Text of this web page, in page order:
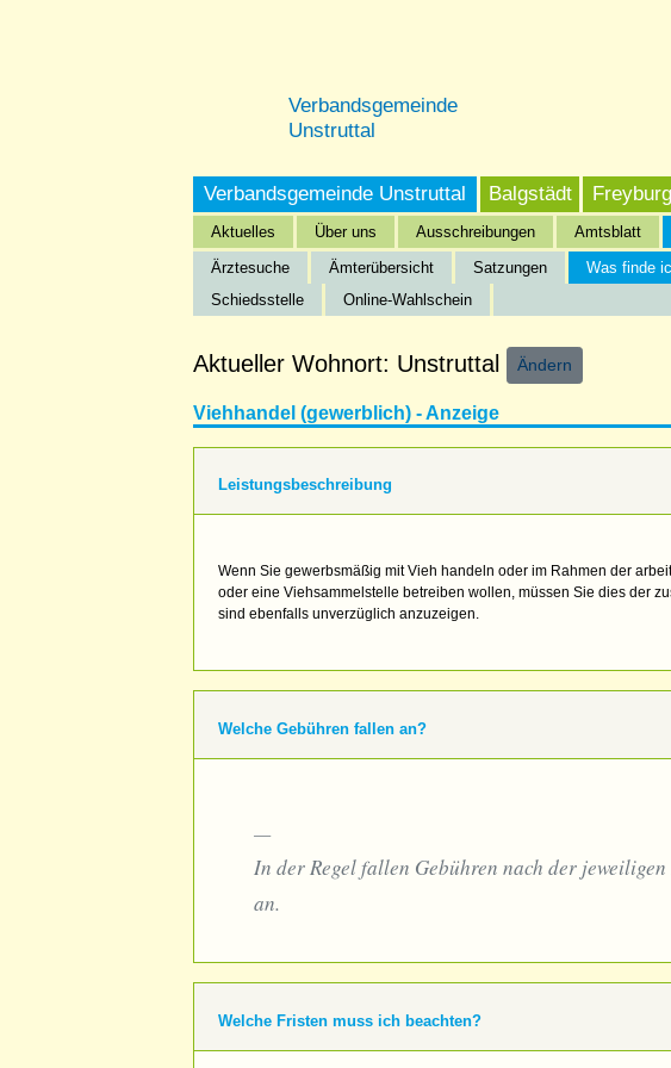
Verbandsgemeinde
Unstruttal
Verbandsgemeinde Unstruttal
Aktuelles Über uns Ausschreibungen Amtsblatt
Ärztesuche
Ämterübersicht Satzungen Was finde
Schiedsstelle
Online-Wahlschein
Balgstädt
Startseite»Verbandsgemeinde Unstruttal»
Aktueller Wohnort: Unstruttal Ändern
Viehhandel (gewerblich) - Anzeige
Leistungsbeschreibung
Wenn Sie gewerbsmäßig mit Vieh handeln oder im Rahmen der
oder eine Viehsammelstelle betreiben wollen, müssen Sie dies der
sind ebenfalls unverzüglich anzuzeigen.
Welche Gebühren fallen an?
In der Regel fallen Gebühren nach der
an.
Welche Fristen muss ich beachten?